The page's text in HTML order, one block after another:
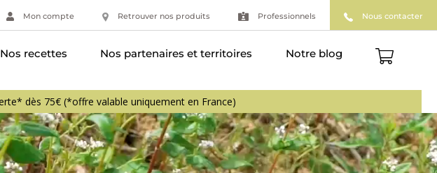
Mon compte Retrouver nos produits Professionnels Nous contacter
Nos recettes Nos partenaires et territoires Notre blog